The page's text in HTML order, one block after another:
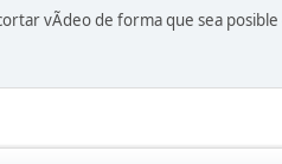
vÃ­deo de forma que sea